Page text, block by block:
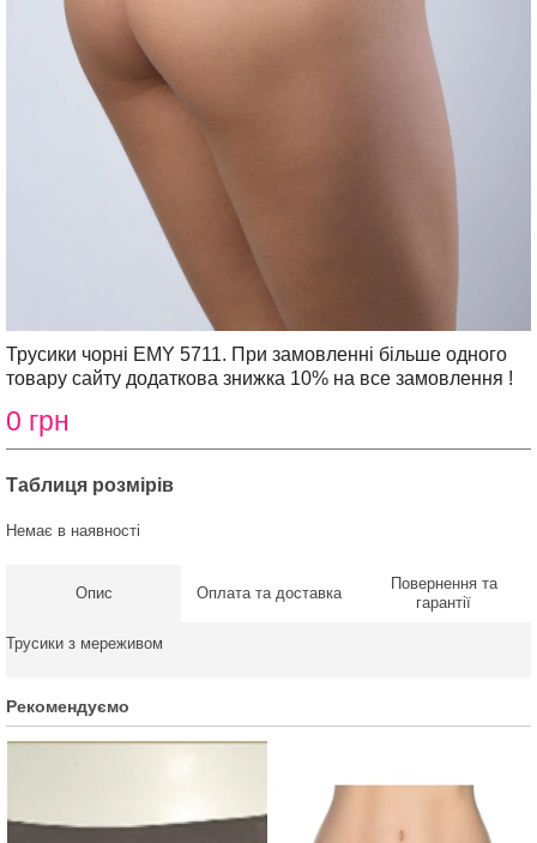
Трусики чорні EMY 5711. При замовленні більше одного
товару сайту додаткова знижка 10% на все замовлення !
0 грн
Таблиця розмірів
Немає в наявності
Опис Оплата та доставка
Повернення та
гарантії
Трусики з мереживом
Рекомендуємо